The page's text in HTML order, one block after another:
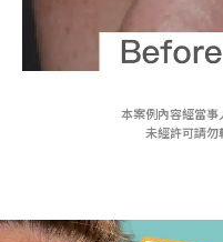
本案例內容經當事
未經許可請勿